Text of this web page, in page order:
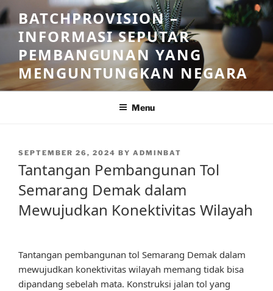
Skip
to
content
BATCHPROVISION –
INFORMASI SEPUTAR
PEMBANGUNAN YANG
MENGUNTUNGKAN NEGARA
Menu
POSTED
SEPTEMBER 26, 2024 BY ADMINBAT
Tantangan Pembangunan Tol
Semarang Demak dalam
Mewujudkan Konektivitas Wilayah
Tantangan pembangunan tol Semarang Demak dalam
mewujudkan konektivitas wilayah memang tidak bisa
dipandang sebelah mata. Konstruksi jalan tol yang